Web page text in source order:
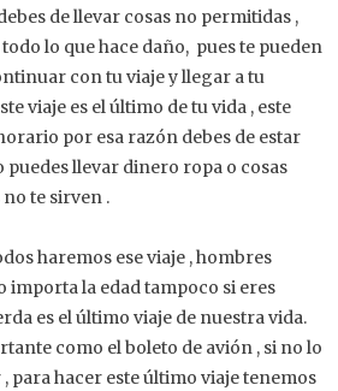
de llevar cosas no permitidas ,
lo que hace daño, pues te pueden
con tu viaje y llegar a tu
viaje es el último de tu vida , este
por esa razón debes de estar
puedes llevar dinero ropa o cosas
te sirven .
haremos ese viaje , hombres
importa la edad tampoco si eres
es el último viaje de nuestra vida.
como el boleto de avión , si no lo
para hacer este último viaje tenemos